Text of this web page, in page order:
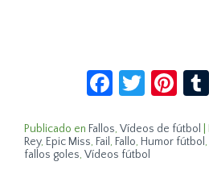
Publicado en Fallos,Vídeos de fútbol
Rey, Epic Miss, Fail, Fallo, Humor fútbol
fallos goles,Vídeos fútbol